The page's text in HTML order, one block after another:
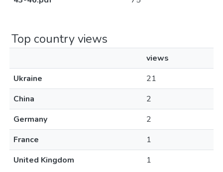
Top country views
views
Ukraine
21
China
2
Germany
2
France
1
United Kingdom
1